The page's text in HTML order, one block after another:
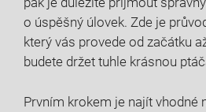
o úspěšný úlovek. Zde je
který vás provede od začátku
budete držet tuhle krásnou
Prvním krokem je najít‌ vhodné